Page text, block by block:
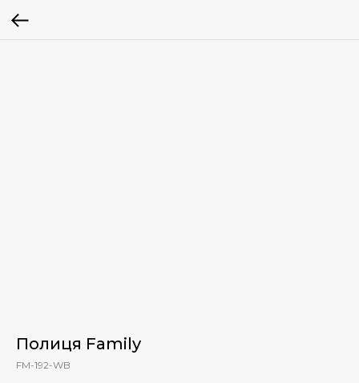
Полиця Family
FM-192-WB